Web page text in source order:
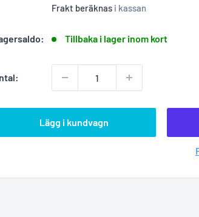
Frakt beräknas i kassan
Tillbaka i lager inom kort
Lägg i kundvagn